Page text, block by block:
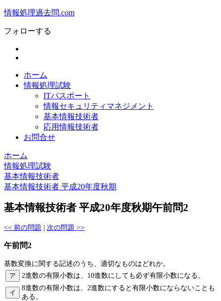
情報処理過去問.com
フォローする
ホーム
情報処理試験
ITパスポート
情報セキュリティマネジメント
基本情報技術者
応用情報技術者
お問合せ
ホーム
情報処理試験
基本情報技術者
基本情報技術者 平成20年度秋期
基本情報技術者 平成20年度秋期午前問2
<< 前の問題 次の問題 >>
午前問2
基数変換に関する記述のうち、適切なものはどれか。
ア
2進数の有限小数は、10進数にしても必ず有限小数になる。
イ
8進数の有限小数は、2進数にすると有限小数にならないことも
ある。